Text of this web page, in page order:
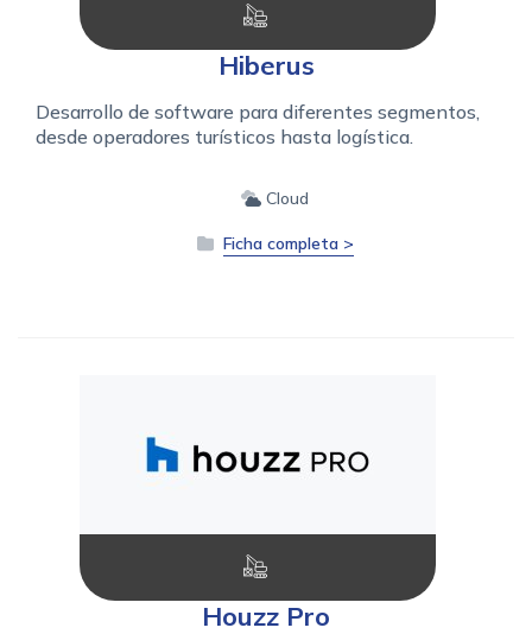
Hiberus
Desarrollo de software para diferentes segmentos,
desde operadores turísticos hasta logística.
Cloud
Ficha completa >
Houzz Pro